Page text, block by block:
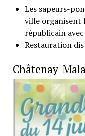
Les sapeurs-
ville organisent
républicain avec
Restauration
Châtenay-